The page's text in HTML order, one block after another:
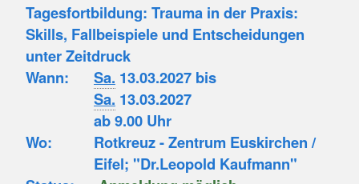
Tagesfortbildung: Trauma in der Praxis:
Skills, Fallbeispiele und Entscheidungen
unter Zeitdruck
Wann:
Sa. 13.03.2027 bis
Sa. 13.03.2027
ab 9.00 Uhr
Wo:
Rotkreuz - Zentrum Euskirchen /
Eifel; "Dr.Leopold Kaufmann"